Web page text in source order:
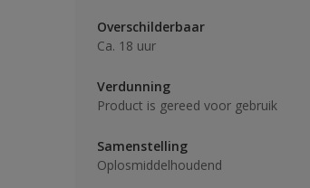
Overschilderbaar
Ca. 18 uur
Verdunning
Product is gereed voor gebruik
Samenstelling
Oplosmiddelhoudend